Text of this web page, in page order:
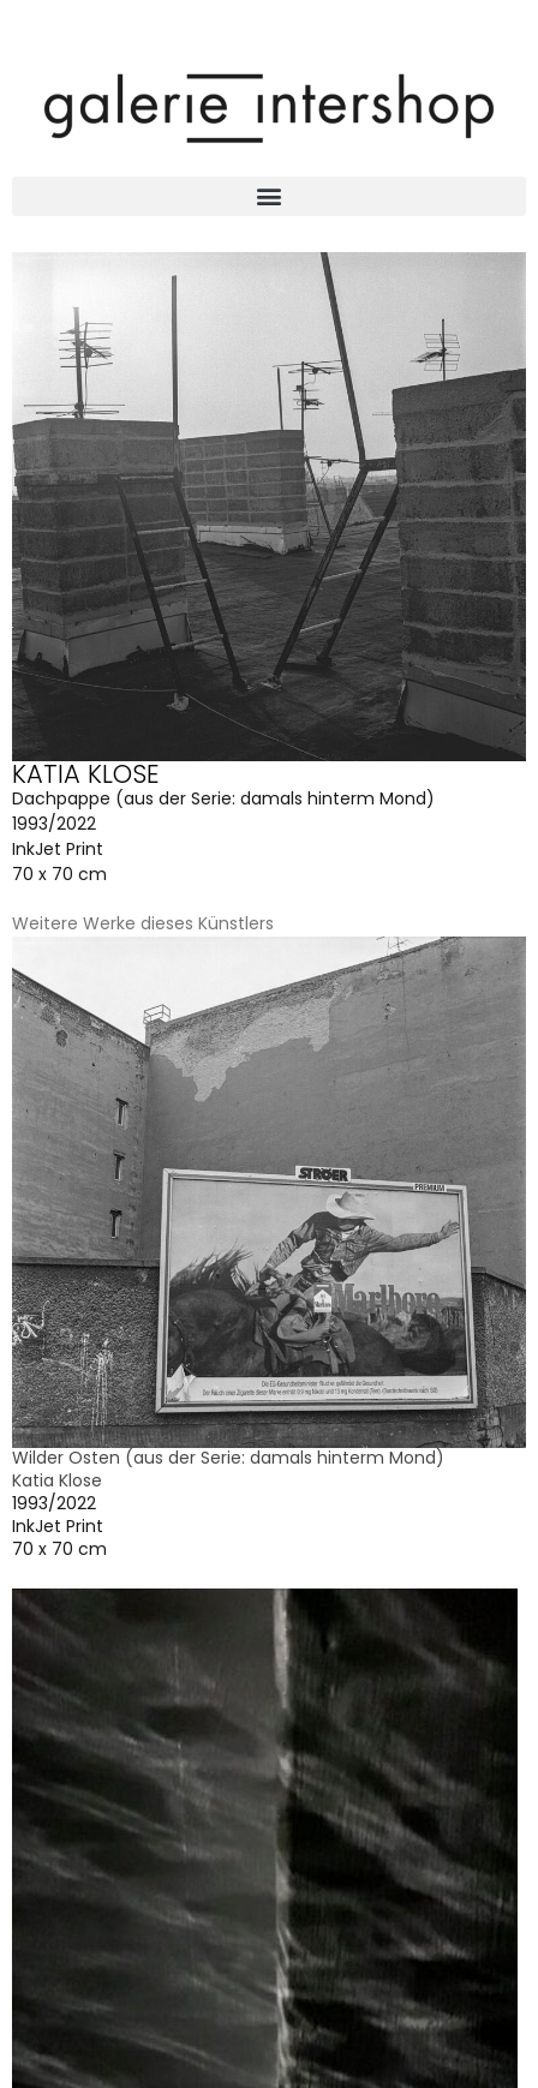
KATIA KLOSE
Dachpappe (aus der Serie: damals hinterm Mond)
1993/2022
InkJet Print
70 x 70 cm
Weitere Werke dieses Künstlers
Wilder Osten (aus der Serie: damals hinterm Mond)
Katia Klose
1993/2022
InkJet Print
70 x 70 cm